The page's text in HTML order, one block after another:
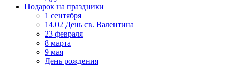
Подарок на праздники
1 сентября
14.02 День св. Валентина
23 февраля
8 марта
9 мая
День рождения